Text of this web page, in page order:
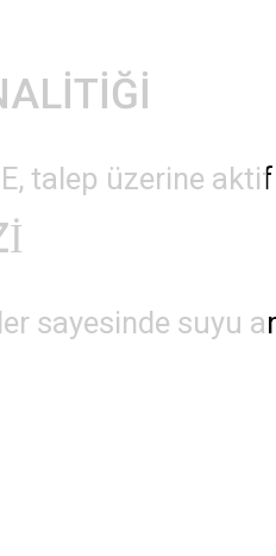
talep üzerine
sayesinde suyu